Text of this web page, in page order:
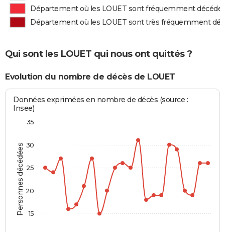
Département où les LOUET sont fréquemment
Département où les LOUET sont très fréquemment
Qui sont les LOUET qui nous ont quittés ?
Evolution du nombre de décès de LOUET
Personnes décédées
Données exprimées en nombre de décès (source :
Insee)
15
20
25
30
35